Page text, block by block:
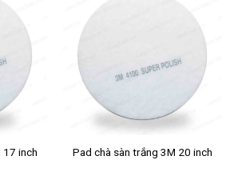
17 inch Pad chà sàn trắng 3M 20 inch